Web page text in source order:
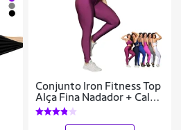
Conjunto Iron Fitness Top
Alça Fina Nadador + Calça
Leg Básica Sports Treino
Premium Feminino